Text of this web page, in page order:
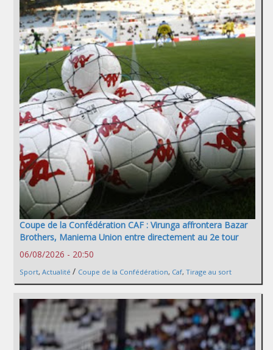
Coupe de la Confédération CAF : Virunga affrontera Bazar
Brothers, Maniema Union entre directement au 2e tour
06/08/2026 - 20:50
Sport, Actualité / Coupe de la Confédération, Caf, Tirage au sort